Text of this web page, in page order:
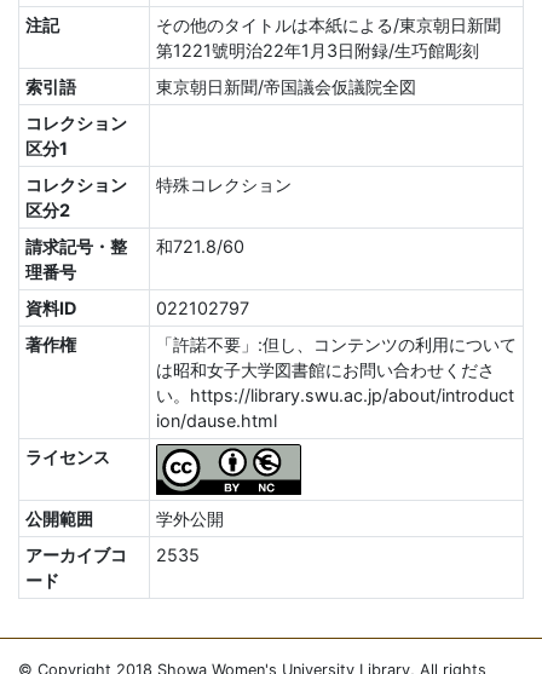
注記
その他のタイトルは本紙による/東京朝日新聞
第1221號明治22年1月3日附録/生巧館彫刻
索引語
東京朝日新聞/帝国議会仮議院全図
コレクション
区分1
コレクション
区分2
特殊コレクション
請求記号・整
理番号
和721.8/60
資料ID
022102797
著作権
「許諾不要」:但し、コンテンツの利用について
は昭和女子大学図書館にお問い合わせくださ
い。https://library.swu.ac.jp/about/introduct
ion/dause.html
ライセンス
公開範囲
学外公開
アーカイブコ
ード
2535
© Copyright 2018 Showa Women's University Library, All rights